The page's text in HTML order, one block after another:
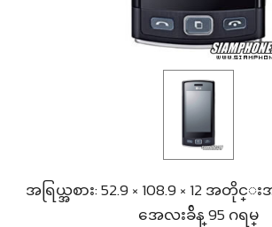
အရြယ္အစား: 52.9 × 108.9 × 12 အတို
အေလးခ်ိန္ 95 ဂရမ္